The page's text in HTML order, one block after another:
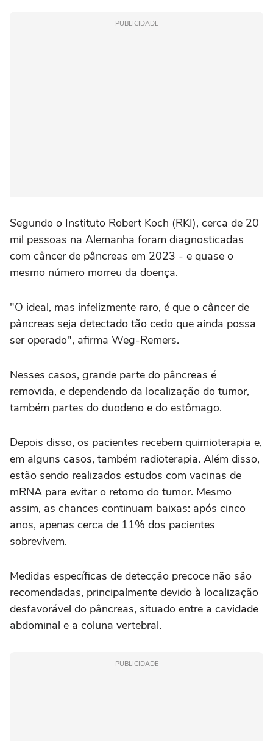
PUBLICIDADE
Segundo o Instituto Robert Koch (RKI), cerca de 20
mil pessoas na Alemanha foram diagnosticadas
com câncer de pâncreas em 2023 - e quase o
mesmo número morreu da doença.
"O ideal, mas infelizmente raro, é que o câncer de
pâncreas seja detectado tão cedo que ainda possa
ser operado", afirma Weg-Remers.
Nesses casos, grande parte do pâncreas é
removida, e dependendo da localização do tumor,
também partes do duodeno e do estômago.
Depois disso, os pacientes recebem quimioterapia e,
em alguns casos, também radioterapia. Além disso,
estão sendo realizados estudos com vacinas de
mRNA para evitar o retorno do tumor. Mesmo
assim, as chances continuam baixas: após cinco
anos, apenas cerca de 11% dos pacientes
sobrevivem.
Medidas específicas de detecção precoce não são
recomendadas, principalmente devido à localização
desfavorável do pâncreas, situado entre a cavidade
abdominal e a coluna vertebral.
PUBLICIDADE